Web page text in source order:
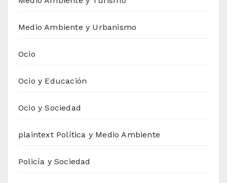
Medio Ambiente y Urbanismo
Ocio
Ocio y Educación
Ocio y Sociedad
plaintext Política y Medio Ambiente
Policía y Sociedad